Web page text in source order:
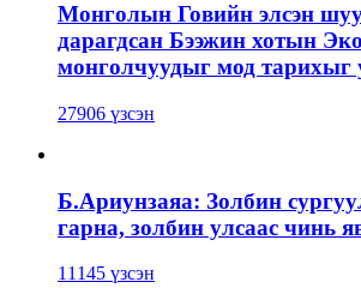
Монголын Говийн элсэн
дарагдсан Бээжин хотын
монголчуудыг мод тарихыг
27906 үзсэн
Б.Ариунзаяа: Золбин
гарна, золбин улсаас чинь
11145 үзсэн